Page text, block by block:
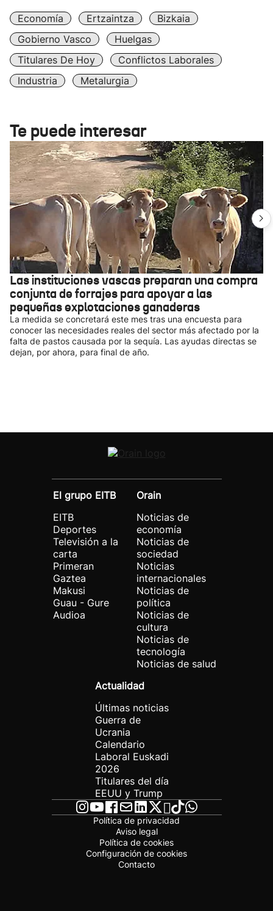
Economía Ertzaintza
Bizkaia
Gobierno Vasco
Huelgas
Titulares De Hoy
Conflictos Laborales
Industria
Metalurgia
Te puede interesar
Las instituciones vascas preparan una compra
conjunta de forrajes para apoyar a las
pequeñas explotaciones ganaderas
La medida se concretará este mes tras una encuesta para
conocer las necesidades reales del sector más afectado por la
falta de pastos causada por la sequía. Las ayudas directas se
dejan, por ahora, para final de año.
El grupo EITB
EITB
Deportes
Televisión a la
carta
Primeran
Gaztea
Makusi
Guau - Gure
Audioa
Orain
Noticias de
economía
Noticias de
sociedad
Noticias
internacionales
Noticias de
política
Noticias de
cultura
Noticias de
tecnología
Noticias de salud
Actualidad
Últimas noticias
Guerra de
Ucrania
Calendario
Laboral Euskadi
2026
Titulares del día
EEUU y Trump
Política de privacidad
Aviso legal
Política de cookies
Configuración de cookies
Contacto